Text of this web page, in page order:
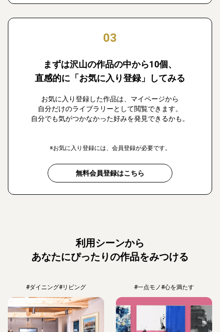
03
まずは沢山の作品の中から10個、
直感的に「お気に入り登録」してみる
お気に入り登録した作品は、マイページから
自分だけのライブラリーとして閲覧できます。
自分でも気がつかなかった好みを発見できるかも。
※お気に入り登録には、会員登録が必要です。
無料会員登録はこちら
利用シーンから
あなたにぴったりの作品をみつける
#ダイニング#リビング #一点モノ#心を満たす